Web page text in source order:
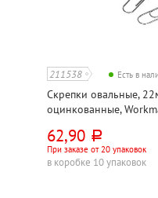
211538 Есть в
Скрепки овальные,
оцинкованные,
62,90 руб.
При заказе от 20 упаковок
в коробке 10 упаковок